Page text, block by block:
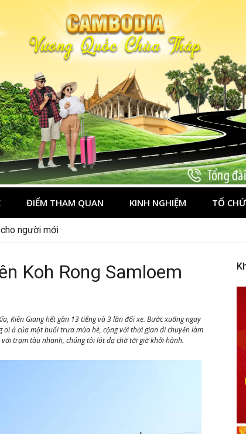
ĐIỂM THAM QUAN KINH NGHIỆM TỔ
người mới
Koh Rong Samloem
Kiên Giang hết gần 13 tiếng và 3 lần đổi xe. Bước xuống ngay
ả của một buổi trưa mùa hè, cộng với thời gian di chuyển làm
trạm tàu nhanh, chúng tôi lót dạ chờ tới giờ khởi hành.